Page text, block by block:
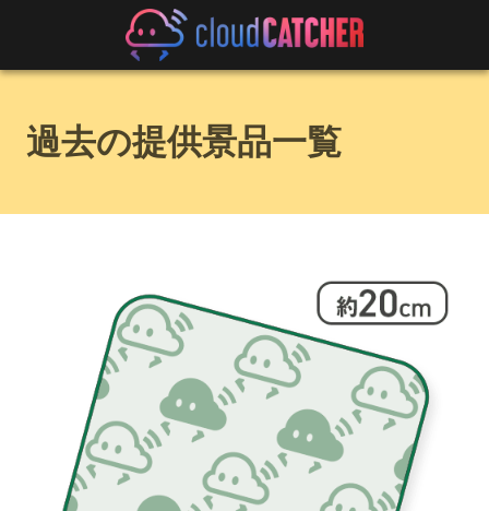
過去の提供景品一覧